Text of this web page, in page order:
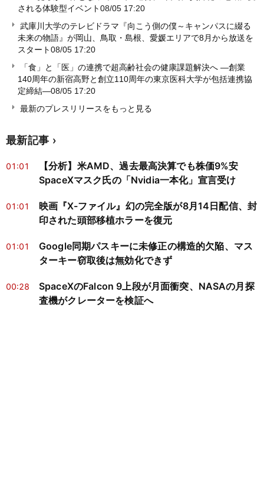
される体験型イベント08/05 17:20
武庫川大学のテレビドラマ『向こう側の僕～キャンパスに綴る
未来の物語』が岡山、鳥取・島根、愛媛エリアで8月から放送を
スタート08/05 17:20
「食」と「医」の連携で超高齢社会の健康課題解決へ ―創業
140周年の新宿高野と創立110周年の東京医科大学が包括連携協
定締結―08/05 17:20
最新のプレスリリースをもっと見る
最新記事
01:01
【分析】米AMD、過去最高決算でも株価9%安
SpaceXマスク氏の「Nvidia一本化」宣言受け
01:01
映画『X-ファイル』幻の完全版が8月14日配信、封
印された頭部移植ホラーを復元
01:01
Google同期パスキーに未修正の構造的欠陥、マス
ターキー窃取後は無効化できず
00:28
SpaceXのFalcon 9上段が月面衝突、NASAの月探
査機がクレーターを検証へ